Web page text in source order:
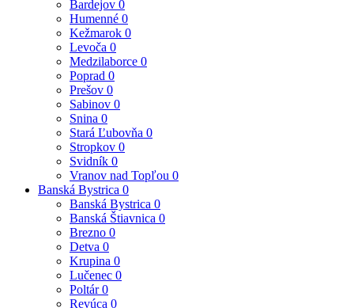
Bardejov 0
Humenné 0
Kežmarok 0
Levoča 0
Medzilaborce 0
Poprad 0
Prešov 0
Sabinov 0
Snina 0
Stará Ľubovňa 0
Stropkov 0
Svidník 0
Vranov nad Topľou 0
Banská Bystrica 0
Banská Bystrica 0
Banská Štiavnica 0
Brezno 0
Detva 0
Krupina 0
Lučenec 0
Poltár0
Revúca 0